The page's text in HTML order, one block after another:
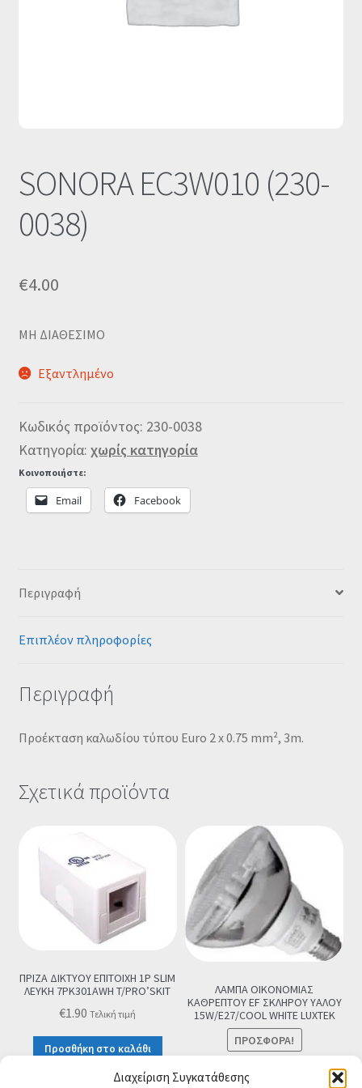
Διαχείριση Συγκατάθεσης
SONORA EC3W010 (230-
0038)
€4.00
MΗ ΔΙΑΘΕΣΙΜΟ
Εξαντλημένο
Κωδικός προϊόντος: 230-0038
Κατηγορία: χωρίς κατηγορία
Κοινοποιήστε:
Email Facebook
Περιγραφή
Επιπλέον πληροφορίες
Περιγραφή
Προέκταση καλωδίου τύπου Euro 2 x 0.75 mm², 3m.
Σχετικά προϊόντα
ΠΡΙΖΑ ΔΙΚΤΥΟΥ ΕΠΙΤΟΙΧΗ 1P SLIM
ΛΕΥΚΗ 7PK301AWH T/PRO’SKIT
€1.90 Τελική τιμή
Προσθήκη στο καλάθι
ΛΑΜΠΑ ΟΙΚΟΝΟΜΙΑΣ
ΚΑΘΡΕΠΤΟΥ EF ΣΚΛΗΡΟΥ ΥΑΛΟΥ
15W/E27/COOL WHITE LUXTEK
ΠΡΟΣΦΟΡΆ!
€4.90Original
€